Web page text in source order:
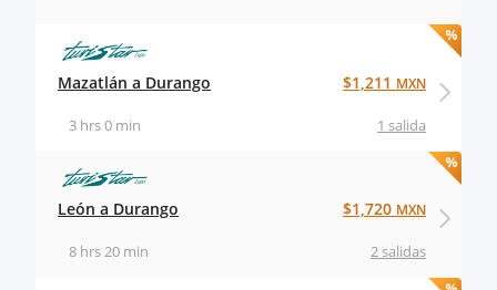
Mazatlán a Durango
1 salida
3 hrs 0 min
$1,211 MXN
León a Durango
2 salidas
8 hrs 20 min
$1,720 MXN